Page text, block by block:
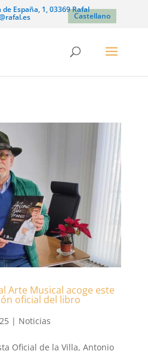
de España, 1, 03369 Rafal
Castellano
Arte Musical acoge este
oficial del libro
| Noticias
Oficial de la Villa, Antonio